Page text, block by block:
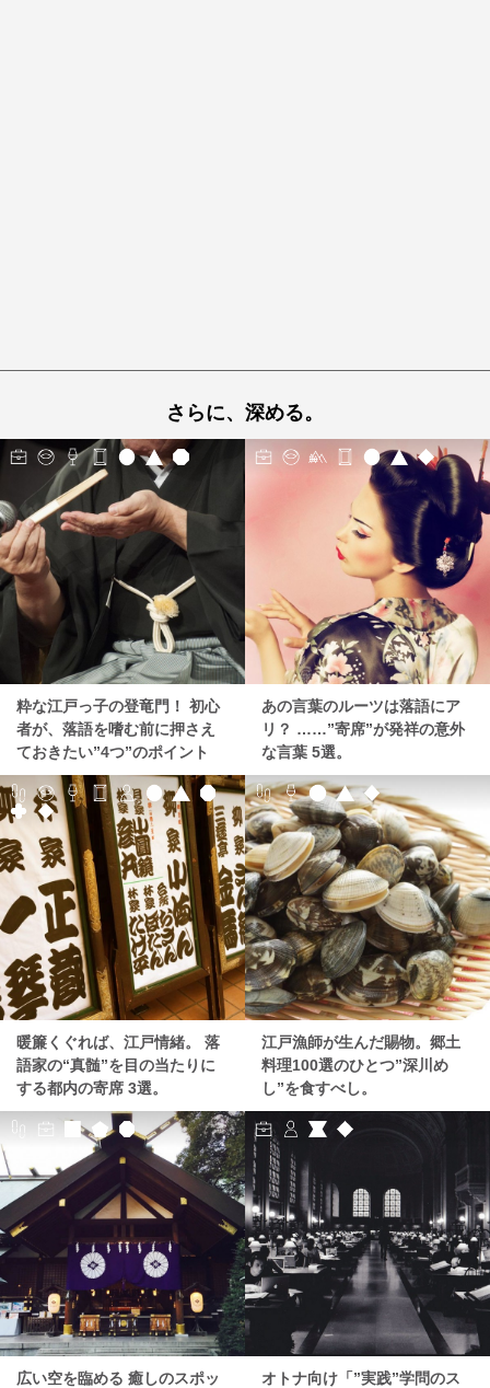
さらに、深める。
粋な江戸っ子の登竜門！ 初心
者が、落語を嗜む前に押さえ
ておきたい”4つ”のポイント
あの言葉のルーツは落語にア
リ？ ……”寄席”が発祥の意外
な言葉 5選。
暖簾くぐれば、江戸情緒。 落
語家の“真髄”を目の当たりに
する都内の寄席 3選。
江戸漁師が生んだ賜物。郷土
料理100選のひとつ”深川め
し”を食すべし。
広い空を臨める 癒しのスポッ
オトナ向け「”実践”学問のス